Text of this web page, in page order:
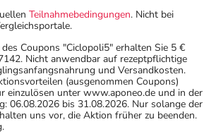
Teilnahmebedingungen. Nicht bei
Coupons "Ciclopoli5" erhalten Sie 5 €
Nicht anwendbar auf rezeptpflichtige
und Versandkosten.
(ausgenommen Coupons)
einzulösen unter www.aponeo.de und in der
06.08.2026 bis 31.08.2026. Nur solange der
uns vor, die Aktion früher zu beenden.